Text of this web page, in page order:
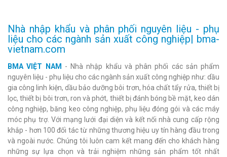
Nhà nhập khẩu và phân phối nguyên liệu - phụ
liệu cho các ngành sản xuất công nghiệp| bma-
vietnam.com
BMA VIỆT NAM
- Nhà nhập khẩu và phân phối các sản phẩm
nguyên liệu - phụ liệu cho các ngành sản xuất công nghiệp như: dầu
gia công linh kiện, dầu bảo dưỡng bôi trơn, hóa chất tẩy rửa, thiết bị
lọc, thiết bị bôi trơn, ron và phớt, thiết bị đánh bóng bề mặt, keo dán
công nghiệp, băng keo công nghiệp, phụ liệu đóng gói và các máy
móc phụ trợ. Với mạng lưới đại diện và kết nối nhà cung cấp rộng
khắp - hơn 100 đối tác từ những thương hiệu uy tín hàng đầu trong
và ngoài nước. Chúng tôi luôn cam kết mang đến cho khách hàng
những sự lựa chọn và trải nghiệm những sản phẩm tốt nhất